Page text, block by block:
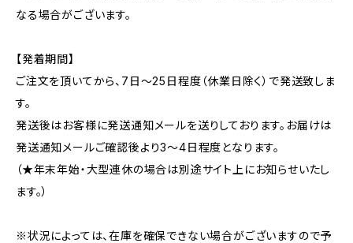
なる場合がございます。
【発着期間】
ご注文を頂いてから、7日〜25日程度（休業日除く）で発送致しま
す。
発送後はお客様に発送通知メールを送りしております。お届けは
発送通知メールご確認後より3〜4日程度となります。
（★年末年始・大型連休の場合は別途サイト上にお知らせいたし
ます。）
※状況によっては、在庫を確保できない場合がございますので予